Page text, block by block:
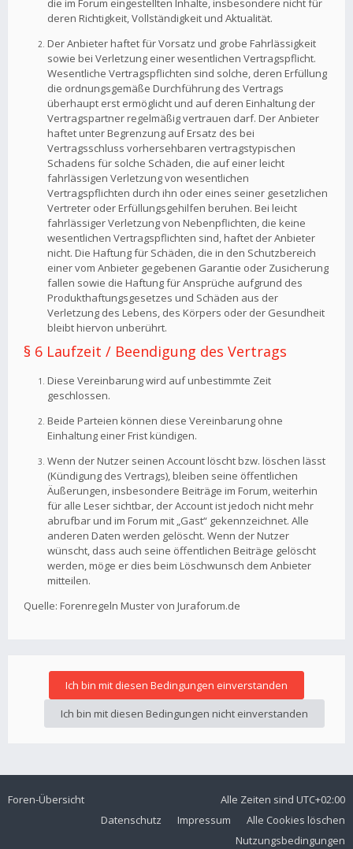
die im Forum eingestellten Inhalte, insbesondere nicht für
deren Richtigkeit, Vollständigkeit und Aktualität.
Der Anbieter haftet für Vorsatz und grobe Fahrlässigkeit
sowie bei Verletzung einer wesentlichen Vertragspflicht.
Wesentliche Vertragspflichten sind solche, deren Erfüllung
die ordnungsgemäße Durchführung des Vertrags
überhaupt erst ermöglicht und auf deren Einhaltung der
Vertragspartner regelmäßig vertrauen darf. Der Anbieter
haftet unter Begrenzung auf Ersatz des bei
Vertragsschluss vorhersehbaren vertragstypischen
Schadens für solche Schäden, die auf einer leicht
fahrlässigen Verletzung von wesentlichen
Vertragspflichten durch ihn oder eines seiner gesetzlichen
Vertreter oder Erfüllungsgehilfen beruhen. Bei leicht
fahrlässiger Verletzung von Nebenpflichten, die keine
wesentlichen Vertragspflichten sind, haftet der Anbieter
nicht. Die Haftung für Schäden, die in den Schutzbereich
einer vom Anbieter gegebenen Garantie oder Zusicherung
fallen sowie die Haftung für Ansprüche aufgrund des
Produkthaftungsgesetzes und Schäden aus der
Verletzung des Lebens, des Körpers oder der Gesundheit
bleibt hiervon unberührt.
§ 6 Laufzeit / Beendigung des Vertrags
Diese Vereinbarung wird auf unbestimmte Zeit
geschlossen.
Beide Parteien können diese Vereinbarung ohne
Einhaltung einer Frist kündigen.
Wenn der Nutzer seinen Account löscht bzw. löschen lässt
(Kündigung des Vertrags), bleiben seine öffentlichen
Äußerungen, insbesondere Beiträge im Forum, weiterhin
für alle Leser sichtbar, der Account ist jedoch nicht mehr
abrufbar und im Forum mit „Gast“ gekennzeichnet. Alle
anderen Daten werden gelöscht. Wenn der Nutzer
wünscht, dass auch seine öffentlichen Beiträge gelöscht
werden, möge er dies beim Löschwunsch dem Anbieter
mitteilen.
Quelle: Forenregeln Muster von Juraforum.de
Foren-Übersicht Alle Zeiten sind UTC+02:00
Alle Cookies löschen
Impressum
Datenschutz
Nutzungsbedingungen